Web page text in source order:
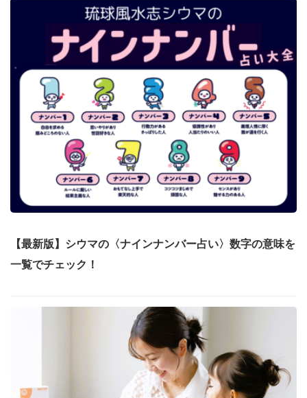
【最新版】シウマの〈ナインナンバー占い〉数字の意味を
一覧でチェック！